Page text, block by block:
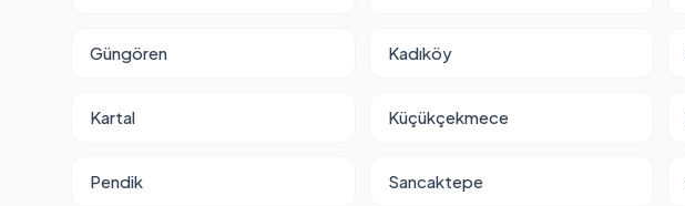
Güngören Kadıköy
Kartal Küçükçekmece
Pendik Sancaktepe